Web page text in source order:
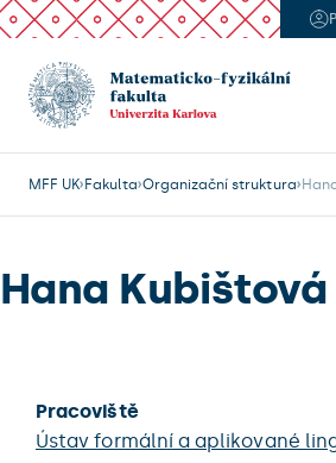
MFF UK Fakulta Organizační struktura
Hana Kubištová
Pracoviště
Ústav formální a aplikované